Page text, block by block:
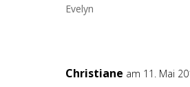
Evelyn
Christiane am 11. Mai